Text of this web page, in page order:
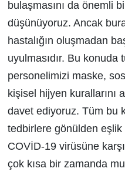
bulaşmasını da önemli
düşünüyoruz. Ancak
hastalığın oluşmadan
uyulmasıdır. Bu konuda
personelimizi maske,
kişisel hijyen kurallarını
davet ediyoruz. Tüm bu
tedbirlere gönülden
COVİD-19 virüsüne
çok kısa bir zamanda